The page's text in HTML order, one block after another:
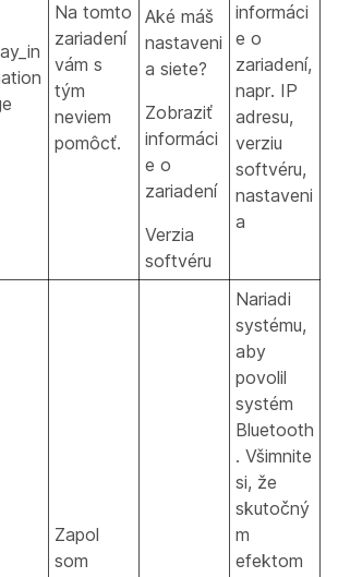
Na tomto
zariadení
vám s
tým
neviem
pomôcť.
Aké máš
nastaveni
a siete?
Zobraziť
informáci
e o
zariadení
Verzia
softvéru
informáci
e o
zariadení,
napr. IP
adresu,
verziu
softvéru,
nastaveni
a
Zapol
som
Nariadi
systému,
aby
povolil
systém
Bluetooth
. Všimnite
si, že
skutočný
m
efektom